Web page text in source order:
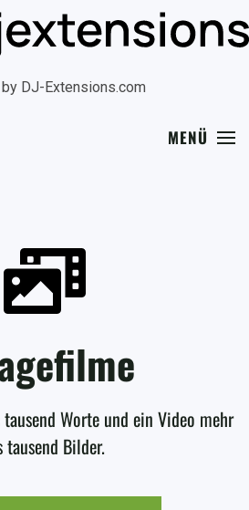
by DJ-Extensions.com
MENÜ
Worte und ein Video mehr
tausend Bilder.